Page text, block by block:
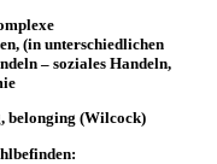
(in unterschiedlichen
– soziales Handeln,
belonging (Wilcock)